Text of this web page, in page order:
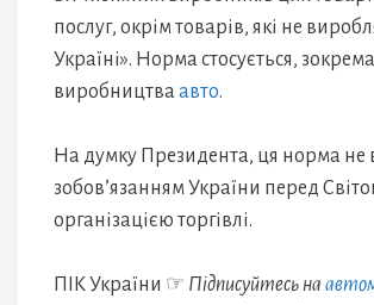
послуг, окрім товарів, які не
Україні». Норма стосується,
виробництваавто.
На думку Президента, ця норма не
зобов’язанням України перед
організацією торгівлі.
ПІК України ☞ Підписуйтесь на